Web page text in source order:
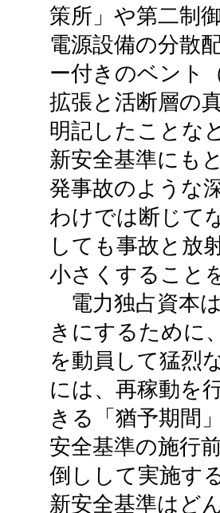
策所」や第二制
電源設備の分散
ー付きのベント
拡張と活断層の
明記したことな
新安全基準にも
発事故のような
わけでは断じて
しても事故と放
小さくすること
電力独占資本
きにするために
を動員して猛烈
には、再稼動を
きる「猶予期間
安全基準の施行
倒しして実施す
新安全基準はど